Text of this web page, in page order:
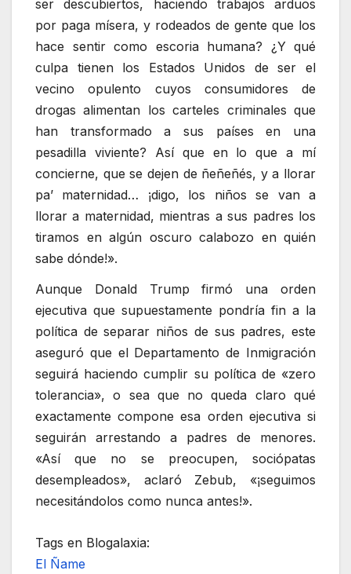
ser descubiertos, haciendo trabajos arduos
por paga mísera, y rodeados de gente que los
hace sentir como escoria humana? ¿Y qué
culpa tienen los Estados Unidos de ser el
vecino opulento cuyos consumidores de
drogas alimentan los carteles criminales que
han transformado a sus países en una
pesadilla viviente? Así que en lo que a mí
concierne, que se dejen de ñeñeñés, y a llorar
pa’ maternidad… ¡digo, los niños se van a
llorar a maternidad, mientras a sus padres los
tiramos en algún oscuro calabozo en quién
sabe dónde!».
Aunque Donald Trump firmó una orden
ejecutiva que supuestamente pondría fin a la
política de separar niños de sus padres, este
aseguró que el Departamento de Inmigración
seguirá haciendo cumplir su política de «zero
tolerancia», o sea que no queda claro qué
exactamente compone esa orden ejecutiva si
seguirán arrestando a padres de menores.
«Así que no se preocupen, sociópatas
desempleados», aclaró Zebub, «¡seguimos
necesitándolos como nunca antes!».
Tags en Blogalaxia:
El Ñame